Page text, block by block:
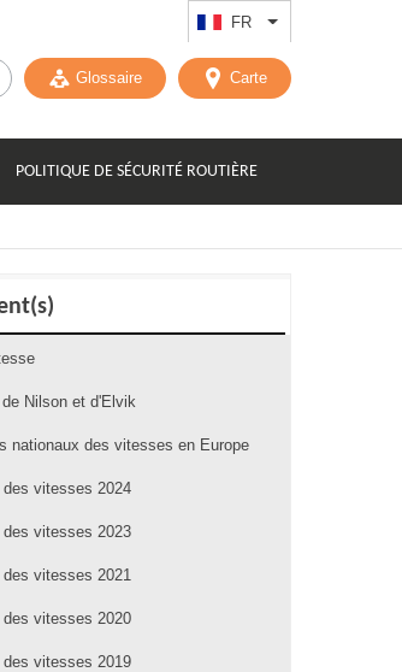
FR Lister les actions
Glossaire Carte
POLITIQUE DE SÉCURITÉ ROUTIÈRE
Nilson et d'Elvik
nationaux des vitesses en Europe
vitesses 2024
vitesses 2023
vitesses 2021
vitesses 2020
vitesses 2019